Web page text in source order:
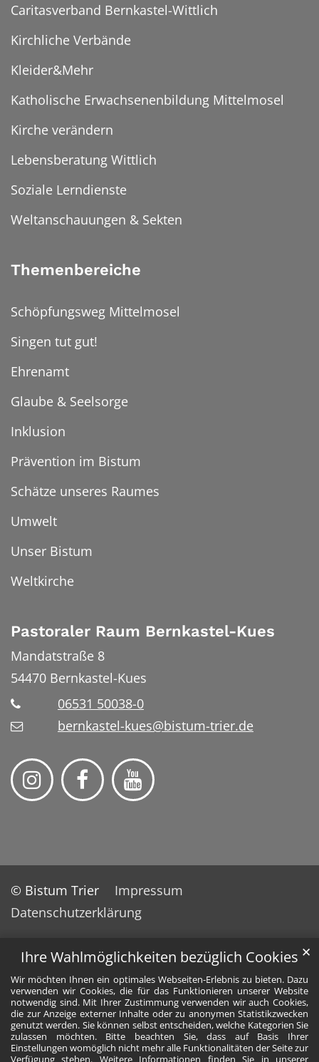
Ihre Wahlmöglichkeiten bezüglich Cookies
Wir möchten Ihnen ein optimales Webseiten-Erlebnis zu bieten. Dazu
verwenden wir Cookies, die für das Funktionieren unserer Website
notwendig sind. Mit Ihrer Zustimmung verwenden wir auch Cookies,
die zur Anzeige externer Inhalte oder zu anonymen Statistikzwecken
genutzt werden. Sie können selbst entscheiden, welche Kategorien Sie
zulassen möchten. Bitte beachten Sie, dass auf Basis Ihrer
Einstellungen womöglich nicht mehr alle Funktionalitäten der Seite zur
Verfügung stehen. Weitere Informationen finden Sie in unserer
✕
Caritasverband Bernkastel-Wittlich
Kirchliche Verbände
Kleider&Mehr
Katholische Erwachsenenbildung Mittelmosel
Kirche verändern
Lebensberatung Wittlich
Soziale Lerndienste
Weltanschauungen & Sekten
Themenbereiche
Schöpfungsweg Mittelmosel
Singen tut gut!
Ehrenamt
Glaube & Seelsorge
Inklusion
Prävention im Bistum
Schätze unseres Raumes
Umwelt
Unser Bistum
Weltkirche
Pastoraler Raum Bernkastel-Kues
Mandatstraße 8
54470 Bernkastel-Kues
06531 50038-0
bernkastel-kues@bistum-trier.de
© Bistum Trier
Impressum
Datenschutzerklärung